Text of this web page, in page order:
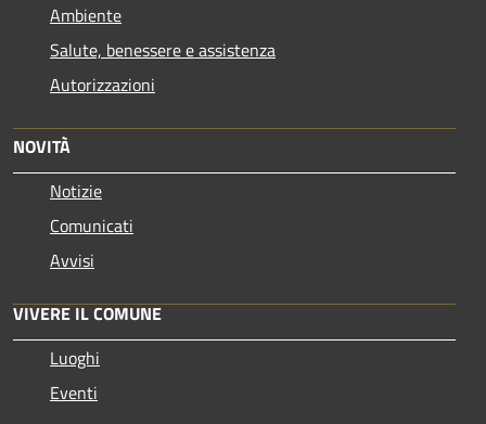
Ambiente
Salute, benessere e assistenza
Autorizzazioni
NOVITÀ
Notizie
Comunicati
Avvisi
VIVERE IL COMUNE
Luoghi
Eventi